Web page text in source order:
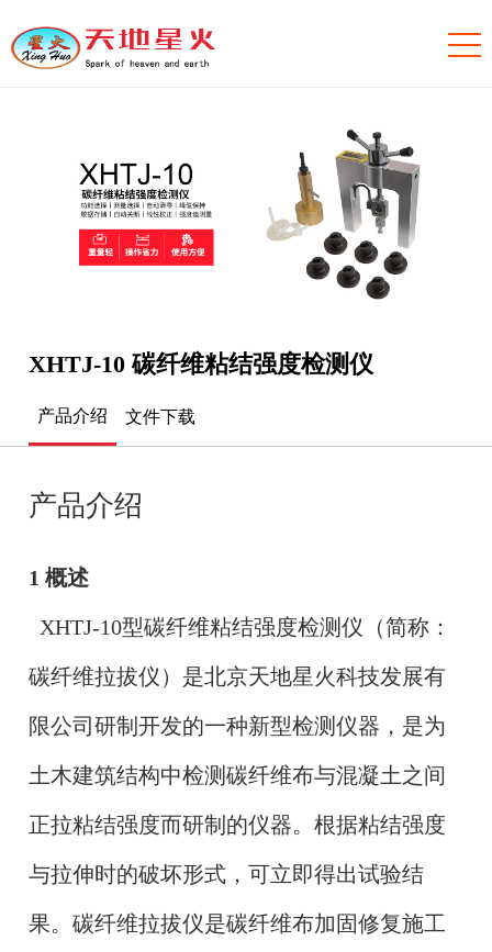
XHTJ-10 碳纤维粘结强度检测仪
产品介绍 文件下载
产品介绍
1 概述
XHTJ-10型碳纤维粘结强度检测仪（简称：
碳纤维拉拔仪）是北京天地星火科技发展有
限公司研制开发的一种新型检测仪器，是为
土木建筑结构中检测碳纤维布与混凝土之间
正拉粘结强度而研制的仪器。根据粘结强度
与拉伸时的破坏形式，可立即得出试验结
果。碳纤维拉拔仪是碳纤维布加固修复施工